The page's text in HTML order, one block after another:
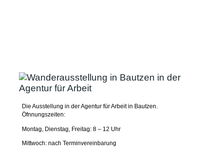
Die Ausstellung in der Agentur für Arbeit in Bautzen.
Öfnnungszeiten:
Montag, Dienstag, Freitag: 8 – 12 Uhr
Mittwoch: nach Terminvereinbarung